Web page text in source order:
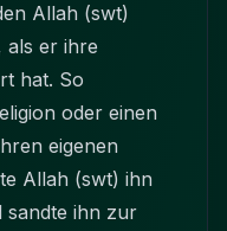
Allah (swt)
als er ihre
hat. So
oder einen
eigenen
Allah (swt) ihn
sandte ihn zur